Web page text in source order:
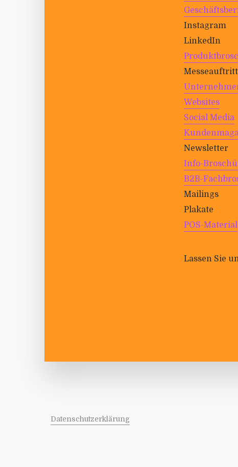
Insta­gram
Lin­kedIn
Web­sites
Social Media
News­letter
Info-
B2B-
Mai­lings
Pla­kate
POS-Mate­rial
Lassen Sie
Daten­schutz­er­klä­rung